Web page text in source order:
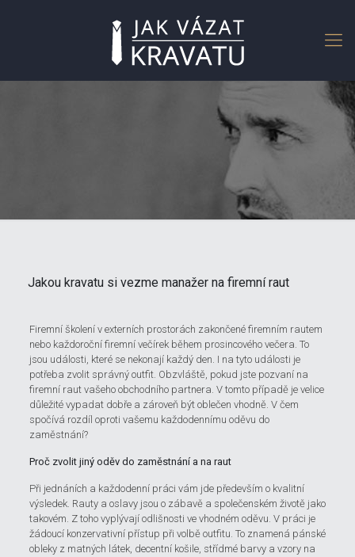
Jakou kravatu si vezme manažer na firemní raut
Firemní školení v externích prostorách zakončené firemním rautem
nebo každoroční firemní večírek během prosincového večera. To
jsou události, které se nekonají každý den. I na tyto události je
potřeba zvolit správný outfit. Obzvláště, pokud jste pozvaní na
firemní raut vašeho obchodního partnera. V tomto případě je velice
důležité vypadat dobře a zároveň být oblečen vhodně. V čem
spočívá rozdíl oproti vašemu každodennímu oděvu do
zaměstnání?
Proč zvolit jiný oděv do zaměstnání a na raut
Při jednáních a každodenní práci vám jde především o kvalitní
výsledek. Rauty a oslavy jsou o zábavě a společenském životě jako
takovém. Z toho vyplývají odlišnosti ve vhodném oděvu. V práci je
žádoucí konzervativní přístup při volbě outfitu. To znamená pánské
obleky z matných látek, decentní košile, střídmé barvy a vzory na